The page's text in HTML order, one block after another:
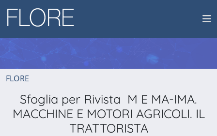
FLORE
Sfoglia per Rivista M E MA-IMA.
MACCHINE E MOTORI AGRICOLI. IL
TRATTORISTA